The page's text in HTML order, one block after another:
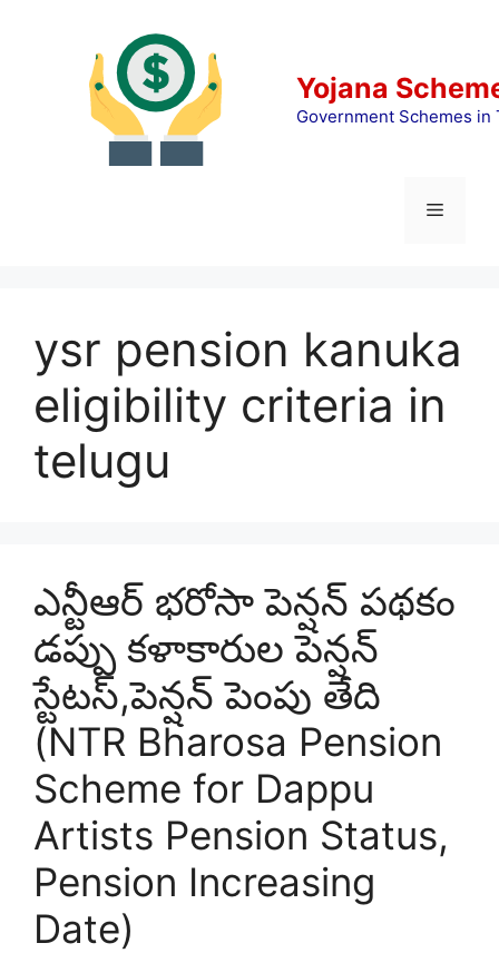
Yojana
Government Schemes in
Menu
ysr pension kanuka
eligibility criteria in
telugu
ఎన్టీఆర్ భరోసా పెన్షన్ పథకం
డప్పు కళాకారుల పెన్షన్
స్టేటస్,పెన్షన్ పెంపు తేది
(NTR Bharosa Pension
Scheme for Dappu
Artists Pension Status,
Pension Increasing
Date)